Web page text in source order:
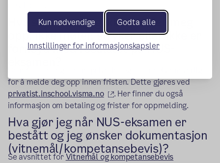
Kun nødvendige Godta alle
Innstillinger for informasjonskapsler
Hva skjer hvis jeg ikke melder meg
opp, ikke møter, stryker eller ikke er
fornøyd med resulatet på NUS-
for å melde deg opp innen fristen. Dette gjøres ved
privatist.inschool.visma.no
(ekstern lenke)
. Her finner du også
informasjon om betaling og frister for oppmelding.
Hva gjør jeg når NUS-eksamen er
bestått og jeg ønsker dokumentasjon
(vitnemål/kompetansebevis)?
Se avsnittet forVitnemål og kompetansebevis